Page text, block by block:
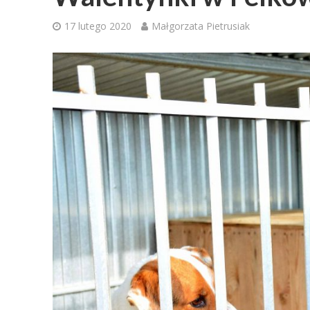
17 lutego 2020 Małgorzata Pietrusiak